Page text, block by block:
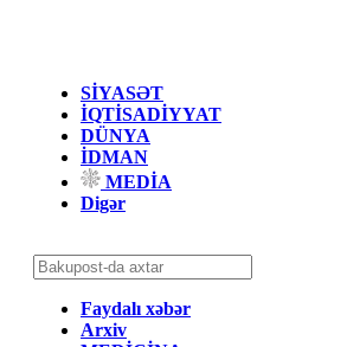
SİYASƏT
İQTİSADİYYAT
DÜNYA
İDMAN
MEDİA
Digər
Faydalı xəbər
Arxiv